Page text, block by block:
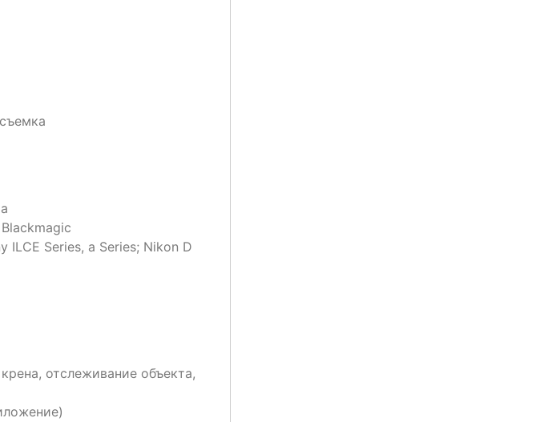
ILCE Series, a Series; Nikon D
отслеживание объекта,